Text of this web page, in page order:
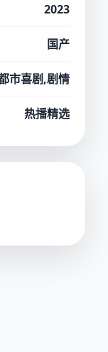
2023
国产
市喜剧,剧情
热播精选